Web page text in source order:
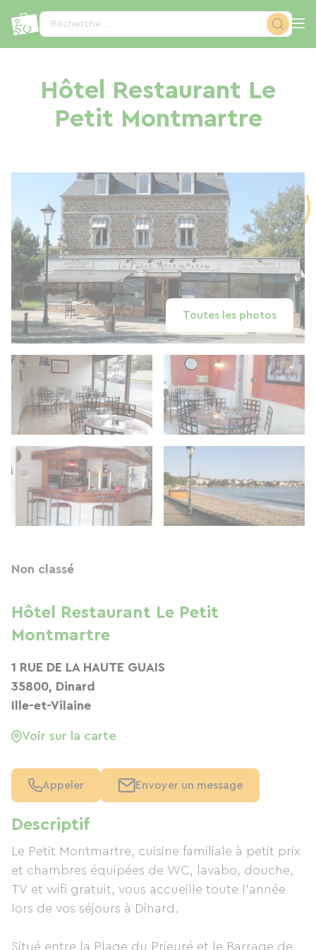
Recherche...
Hôtel Restaurant Le
Petit Montmartre
Toutes les photos
Descriptif
Le Petit Montmartre, cuisine familiale à petit prix
et chambres équipées de WC, lavabo, douche,
TV et wifi gratuit, vous accueille toute l'année
lors de vos séjours à Dinard.
Situé entre la Plage du Prieuré et le Barrage de
Non classé
Hôtel Restaurant Le Petit
Montmartre
1 RUE DE LA HAUTE GUAIS
35800, Dinard
Ille-et-Vilaine
Voir sur la carte
Appeler Envoyer un message
Panneau de gestion des cookies